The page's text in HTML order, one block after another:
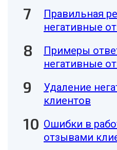
Правильная
негативные
Примеры
негативные
Удаление
клиентов
Ошибки в
отзывами